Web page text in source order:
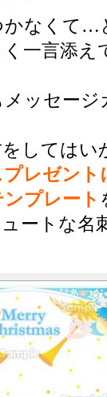
なくて…
一言添え
ッセージ
してはい
レゼン
プレート
ートな名